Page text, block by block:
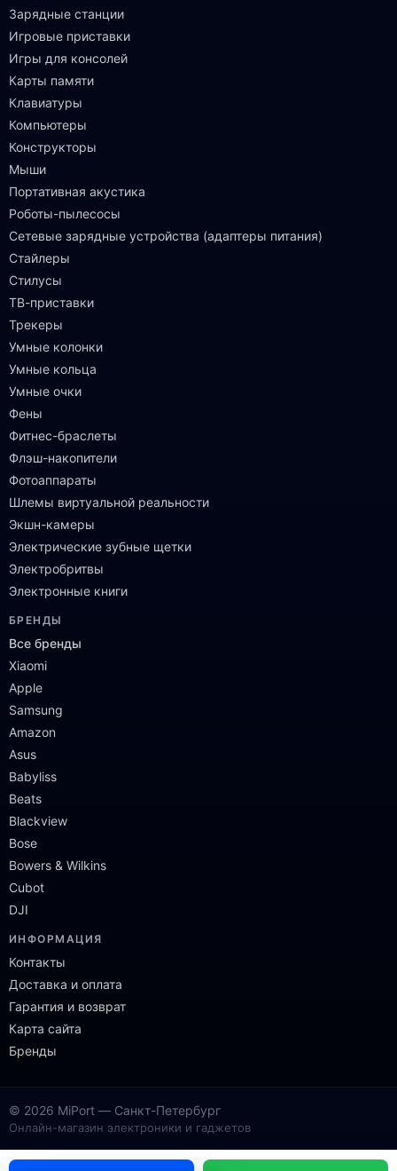
Зарядные станции
Игровые приставки
Игры для консолей
Карты памяти
Клавиатуры
Компьютеры
Конструкторы
Мыши
Портативная акустика
Роботы-пылесосы
Сетевые зарядные устройства (адаптеры питания)
Стайлеры
Стилусы
ТВ-приставки
Трекеры
Умные колонки
Умные кольца
Умные очки
Фены
Фитнес-браслеты
Флэш-накопители
Фотоаппараты
Шлемы виртуальной реальности
Экшн-камеры
Электрические зубные щетки
Электробритвы
Электронные книги
БРЕНДЫ
Все бренды
Xiaomi
Apple
Samsung
Amazon
Asus
Babyliss
Beats
Blackview
Bose
Bowers & Wilkins
Cubot
DJI
ИНФОРМАЦИЯ
Контакты
Доставка и оплата
Гарантия и возврат
Карта сайта
Бренды
© 2026 MiPort — Санкт-Петербург
Онлайн-магазин электроники и гаджетов